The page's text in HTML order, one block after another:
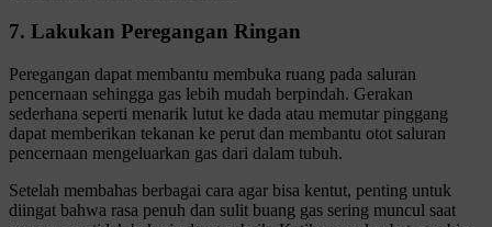
7. Lakukan Peregangan Ringan
Peregangan dapat membantu membuka ruang pada saluran
pencernaan sehingga gas lebih mudah berpindah. Gerakan
sederhana seperti menarik lutut ke dada atau memutar pinggang
dapat memberikan tekanan ke perut dan membantu otot saluran
pencernaan mengeluarkan gas dari dalam tubuh.
Setelah membahas berbagai cara agar bisa kentut, penting untuk
diingat bahwa rasa penuh dan sulit buang gas sering muncul saat